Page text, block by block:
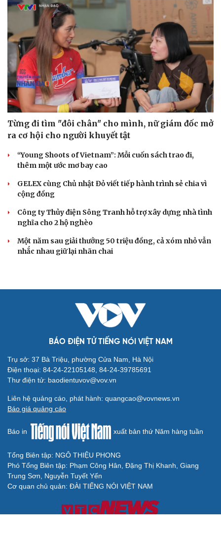
Cải chính
Từng đi tìm "đôi chân" cho mình, nữ giám đốc mở
ra cơ hội cho người khuyết tật
“Young Shoots of Vietnam”: Mỗi cuốn sách trao đi,
thêm một ước mơ bay cao
GELEX cùng Chủ nhật Đỏ viết tiếp hành trình sẻ chia vì
cộng đồng
Công ty Thủy điện Sông Tranh hỗ trợ xây dựng nhà tình
nghĩa cho 2 hộ nghèo
Một năm sau giải thưởng 50 triệu đồng, cả xóm nhỏ vẫn
nhắc nhau giữ lại nhãn chai
BÁO ĐIỆN TỬ TIẾNG NÓI VIỆT NAM
Trụ sở: 37 Bà Triệu, phường Cửa Nam, Hà Nội
Điện thoại: 84-24-22105148, 84-24-39785691
Thư điện tử: baodientuvov@vov.vn
Liên hệ quảng cáo, phát hành: quangcao@vovnews.vn
Báo giá quảng cáo
Báo in xuất bản thứ Năm hàng tuần
Tổng Biên tập: NGÔ THIỆU PHONG
Phó Tổng Biên tập: Phạm Công Hân, Đặng Thị Khanh, Giang
Trung Sơn, Nguyễn Tuyết Yến
Cơ quan chủ quản: ĐÀI TIẾNG NÓI VIỆT NAM